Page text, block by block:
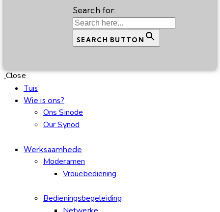
Search for:
SEARCH BUTTON
Close
Tuis
Wie is ons?
Ons Sinode
Our Synod
Werksaamhede
Moderamen
Vrouebediening
Bedieningsbegeleiding